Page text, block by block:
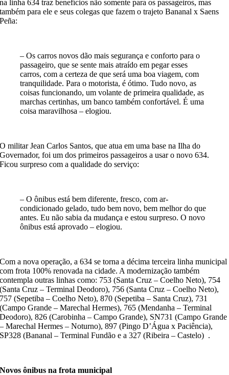
na linha 634 traz benefícios não somente para os passageiros, mas
também para ele e seus colegas que fazem o trajeto Bananal x Saens
Peña:
– Os carros novos dão mais segurança e conforto para o
passageiro, que se sente mais atraído em pegar esses
carros, com a certeza de que será uma boa viagem, com
tranquilidade. Para o motorista, é ótimo. Tudo novo, as
coisas funcionando, um volante de primeira qualidade, as
marchas certinhas, um banco também confortável. É uma
coisa maravilhosa – elogiou.
O militar Jean Carlos Santos, que atua em uma base na Ilha do
Governador, foi um dos primeiros passageiros a usar o novo 634.
Ficou surpreso com a qualidade do serviço:
– O ônibus está bem diferente, fresco, com ar-
condicionado gelado, tudo bem novo, bem melhor do que
antes. Eu não sabia da mudança e estou surpreso. O novo
ônibus está aprovado – elogiou.
Com a nova operação, a 634 se torna a décima terceira linha municipal
com frota 100% renovada na cidade. A modernização também
contempla outras linhas como: 753 (Santa Cruz – Coelho Neto), 754
(Santa Cruz – Terminal Deodoro), 756 (Santa Cruz – Coelho Neto),
757 (Sepetiba – Coelho Neto), 870 (Sepetiba – Santa Cruz), 731
(Campo Grande – Marechal Hermes), 765 (Mendanha – Terminal
Deodoro), 826 (Carobinha – Campo Grande), SN731 (Campo Grande
– Marechal Hermes – Noturno), 897 (Pingo D’Água x Paciência),
SP328 (Bananal – Terminal Fundão e a 327 (Ribeira – Castelo) .
Novos ônibus na frota municipal